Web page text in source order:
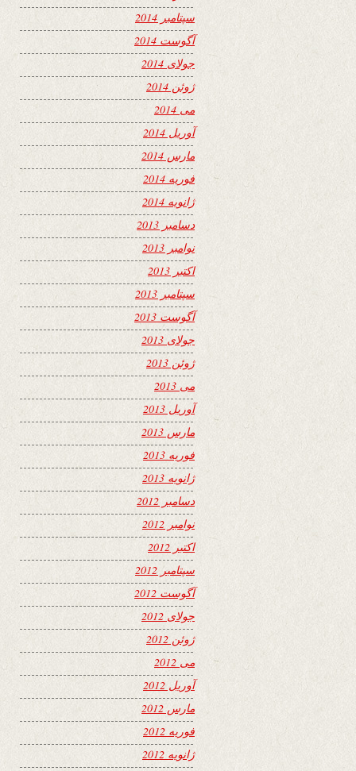
سپتامبر 2014
آگوست 2014
جولای 2014
ژوئن 2014
می 2014
آوریل 2014
مارس 2014
فوریه 2014
ژانویه 2014
دسامبر 2013
نوامبر 2013
اکتبر 2013
سپتامبر 2013
آگوست 2013
جولای 2013
ژوئن 2013
می 2013
آوریل 2013
مارس 2013
فوریه 2013
ژانویه 2013
دسامبر 2012
نوامبر 2012
اکتبر 2012
سپتامبر 2012
آگوست 2012
جولای 2012
ژوئن 2012
می 2012
آوریل 2012
مارس 2012
فوریه 2012
ژانویه 2012